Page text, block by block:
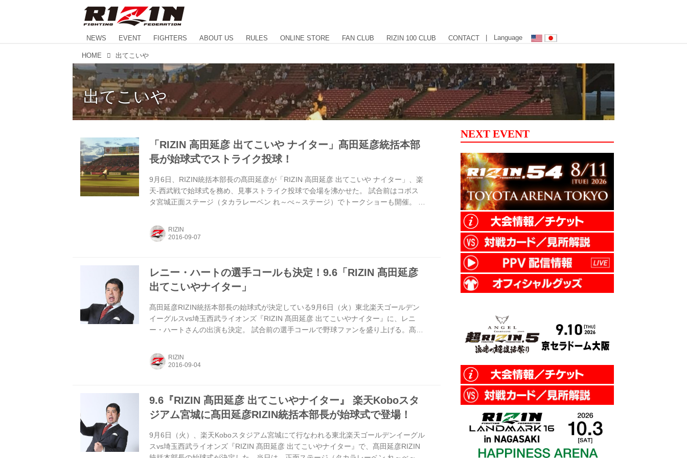
NEWS EVENT FIGHTERS ABOUT US RULES ONLINE STORE FAN CLUB RIZIN 100 CLUB CONTACT | Language
HOME 出てこいや
出てこいや
「RIZIN 高田延彦 出てこいや ナイター」髙田延彦統括本部
長が始球式でストライク投球！
9月6日、RIZIN統括本部長の髙田延彦が「RIZIN 高田延彦 出てこいや ナイター」、楽
天-西武戦で始球式を務め、見事ストライク投球で会場を沸かせた。 試合前はコボス
タ宮城正面ステージ（タカラレーベン れ～べ～ステージ）でトークショーも開催。 ま
は楽天7-4西武で楽天が勝利を収めた。 髙田延彦統括本部長のコメントはこちらか
ら！ 9/6(火)始球式を務めた髙田延彦さんからメッセージ 本日、楽天Koboスタジアム
RIZIN
レニー・ハートの選手コールも決定！9.6「RIZIN 髙田延彦
出てこいやナイター」
髙田延彦RIZIN統括本部長の始球式が決定している9月6日（火）東北楽天ゴールデン
イーグルスvs埼玉西武ライオンズ『RIZIN 髙田延彦 出てこいやナイター』に、レニ
ー・ハートさんの出演も決定。 試合前の選手コールで野球ファンを盛り上げる。髙田
ベン れ～べ～ステージ）でのトークショーも要チェック！ また、「RIZIN 髙田延彦
出てこいやナイター」の模様は、アプリ「AtEagles」で無料配信される。 日程 2016
RIZIN
9.6『RIZIN 髙田延彦 出てこいやナイター』 楽天Koboスタ
ジアム宮城に髙田延彦RIZIN統括本部長が始球式で登場！
9月6日（火）、楽天Koboスタジアム宮城にて行なわれる東北楽天ゴールデンイーグル
スvs埼玉西武ライオンズ『RIZIN 髙田延彦 出てこいやナイター』で、髙田延彦RIZIN
NEXT EVENT